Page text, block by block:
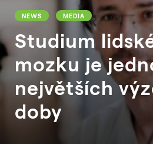
NEWS MEDIA
Studium
mozku je
největších
doby